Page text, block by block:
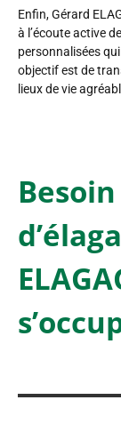
Enfin, Gérard
à l’écoute active
personnalisées
objectif est de
lieux de vie